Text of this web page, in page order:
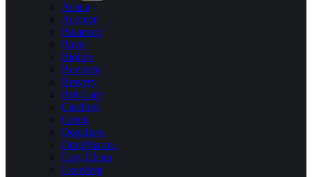
Acana
Acomer
Balanced
Bayer
Bioline
Bravecto
Bravery
Brit Care
Catchow
Cremi
Dogchow
DragPharma
Easy Clean
Excellent